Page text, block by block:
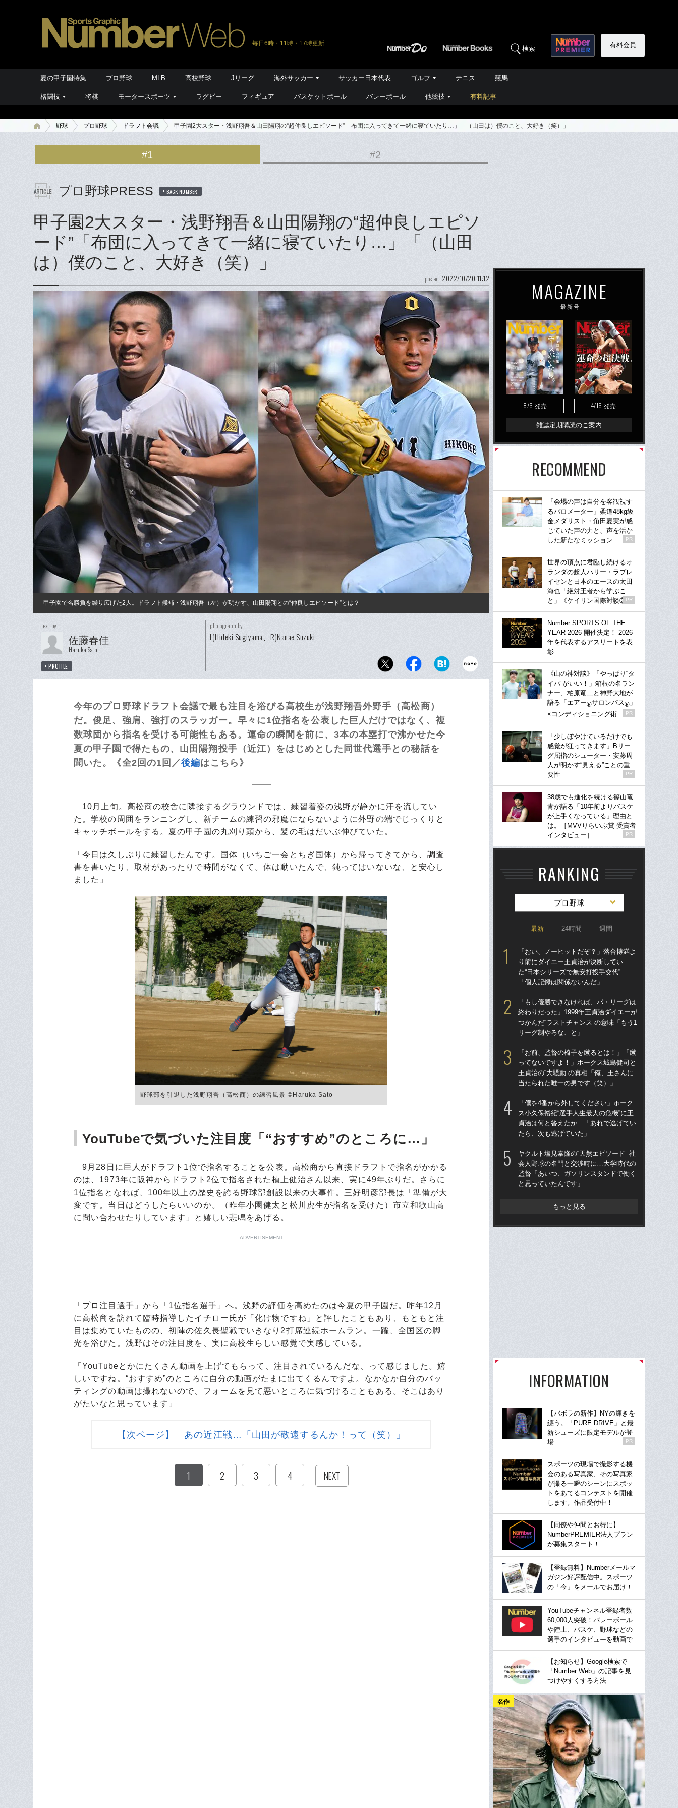
毎日6時・11時・17時更新
検索 有料会員
夏の甲子園特集 プロ野球 MLB 高校野球 Jリーグ 海外サッカー サッカー日本代表 ゴルフ テニス 競馬
格闘技 将棋 モータースポーツ ラグビー フィギュア バスケットボール バレーボール 他競技 有料記事
野球 プロ野球 ドラフト会議 甲子園2大スター・浅野翔吾＆山田陽翔の“超仲良しエピソード”「布団に入ってきて一緒に寝ていたり…」「（山田は）僕のこと、大好き（笑）」
#1 #2
プロ野球PRESS BACK NUMBER
甲子園2大スター・浅野翔吾＆山田陽翔の“超仲良しエピソ
ード”「布団に入ってきて一緒に寝ていたり…」「（山田
は）僕のこと、大好き（笑）」
posted 2022/10/20 11:12
甲子園で名勝負を繰り広げた2人。ドラフト候補・浅野翔吾（左）が明かす、山田陽翔との“仲良しエピソード”とは？
text by
佐藤春佳
Haruka Sato
PROFILE
photograph by
L)Hideki Sugiyama、R)Nanae Suzuki
今年のプロ野球ドラフト会議で最も注目を浴びる高校生が浅野翔吾外野手（高松商）
だ。俊足、強肩、強打のスラッガー。早々に1位指名を公表した巨人だけではなく、複
数球団から指名を受ける可能性もある。運命の瞬間を前に、3本の本塁打で沸かせた今
夏の甲子園で得たもの、山田陽翔投手（近江）をはじめとした同世代選手との秘話を
聞いた。《全2回の1回／後編はこちら》
10月上旬。高松商の校舎に隣接するグラウンドでは、練習着姿の浅野が静かに汗を流してい
た。学校の周囲をランニングし、新チームの練習の邪魔にならないように外野の端でじっくりと
キャッチボールをする。夏の甲子園の丸刈り頭から、髪の毛はだいぶ伸びていた。
「今日は久しぶりに練習したんです。国体（いちご一会とちぎ国体）から帰ってきてから、調査
書を書いたり、取材があったりで時間がなくて。体は動いたんで、鈍ってはいないな、と安心し
ました」
野球部を引退した浅野翔吾（高松商）の練習風景 ©Haruka Sato
YouTubeで気づいた注目度「“おすすめ”のところに…」
9月28日に巨人がドラフト1位で指名することを公表。高松商から直接ドラフトで指名がかかる
のは、1973年に阪神からドラフト2位で指名された植上健治さん以来、実に49年ぶりだ。さらに
1位指名となれば、100年以上の歴史を誇る野球部創設以来の大事件。三好明彦部長は「準備が大
変です。当日はどうしたらいいのか。（昨年小園健太と松川虎生が指名を受けた）市立和歌山高
に問い合わせたりしています」と嬉しい悲鳴をあげる。
ADVERTISEMENT
「プロ注目選手」から「1位指名選手」へ。浅野の評価を高めたのは今夏の甲子園だ。昨年12月
に高松商を訪れて臨時指導したイチロー氏が「化け物ですね」と評したこともあり、もともと注
目は集めていたものの、初陣の佐久長聖戦でいきなり2打席連続ホームラン。一躍、全国区の脚
光を浴びた。浅野はその注目度を、実に高校生らしい感覚で実感している。
「YouTubeとかにたくさん動画を上げてもらって、注目されているんだな、って感じました。嬉
しいですね。“おすすめ”のところに自分の動画がたまに出てくるんですよ。なかなか自分のバッ
ティングの動画は撮れないので、フォームを見て悪いところに気づけることもある。そこはあり
がたいなと思っています」
【次ページ】 あの近江戦…「山田が敬遠するんか！って（笑）」
1 2 3 4 NEXT
MAGAZINE
最新号
8/6 発売 4/16 発売
雑誌定期購読のご案内
RECOMMEND
「会場の声は自分を客観視す
るバロメーター」柔道48kg級
金メダリスト・角田夏実が感
じていた声の力と、声を活か
した新たなミッション
PR
世界の頂点に君臨し続けるオ
ランダの超人ハリー・ラブレ
イセンと日本のエースの太田
海也「絶対王者から学ぶこ
と」《ケイリン国際対談②》
PR
Number SPORTS OF THE
YEAR 2026 開催決定！ 2026
年を代表するアスリートを表
彰
《山の神対談》「やっぱり“タ
イパ”がいい！」箱根の名ラン
ナー、柏原竜二と神野大地が
語る「エアー®サロンパス® 」
×コンディショニング術
PR
「少しぼやけているだけでも
感覚が狂ってきます」Bリー
グ屈指のシューター・安藤周
人が明かす“見える”ことの重
要性
PR
38歳でも進化を続ける篠山竜
青が語る「10年前よりバスケ
が上手くなっている」理由と
は。［MVVりらいぶ賞 受賞者
インタビュー］
PR
RANKING
プロ野球
最新 24時間 週間
「おい、ノーヒットだぞ？」落合博満よ
り前にダイエー王貞治が決断してい
た“日本シリーズで無安打投手交代”…
「個人記録は関係ないんだ」
「もし優勝できなければ、パ・リーグは
終わりだった」1999年王貞治ダイエーが
つかんだ“ラストチャンス”の意味「もう1
リーグ制やろな、と」
「お前、監督の椅子を蹴るとは！」「蹴
ってないですよ！」ホークス城島健司と
王貞治の“大騒動”の真相「俺、王さんに
当たられた唯一の男です（笑）」
「僕を4番から外してください」ホーク
ス小久保裕紀“選手人生最大の危機”に王
貞治は何と答えたか…「あれで逃げてい
たら、次も逃げていた」
ヤクルト塩見泰隆の“天然エピソード” 社
会人野球の名門と交渉時に…大学時代の
監督「あいつ、ガソリンスタンドで働く
と思っていたんです」
もっと見る
INFORMATION
【バボラの新作】NYの輝きを
纏う。「PURE DRIVE」と最
新シューズに限定モデルが登
場
PR
スポーツの現場で撮影する機
会のある写真家、その写真家
が撮る一瞬のシーンにスポッ
トをあてるコンテストを開催
します。作品受付中！
【同僚や仲間とお得に】
NumberPREMIER法人プラン
が募集スタート！
【登録無料】Numberメールマ
ガジン好評配信中。スポーツ
の「今」をメールでお届け！
YouTubeチャンネル登録者数
60,000人突破！バレーボール
や陸上、バスケ、野球などの
選手のインタビューを動画で
【お知らせ】Google検索で
「Number Web」の記事を見
つけやすくする方法
名作